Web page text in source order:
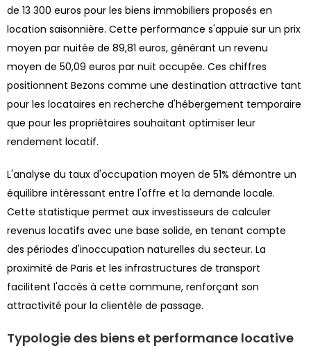
de 13 300 euros pour les biens immobiliers proposés en
location saisonnière. Cette performance s'appuie sur un prix
moyen par nuitée de 89,81 euros, générant un revenu
moyen de 50,09 euros par nuit occupée. Ces chiffres
positionnent Bezons comme une destination attractive tant
pour les locataires en recherche d'hébergement temporaire
que pour les propriétaires souhaitant optimiser leur
rendement locatif.
L'analyse du taux d'occupation moyen de 51% démontre un
équilibre intéressant entre l'offre et la demande locale.
Cette statistique permet aux investisseurs de calculer
revenus locatifs avec une base solide, en tenant compte
des périodes d'inoccupation naturelles du secteur. La
proximité de Paris et les infrastructures de transport
facilitent l'accès à cette commune, renforçant son
attractivité pour la clientèle de passage.
Typologie des biens et performance locative